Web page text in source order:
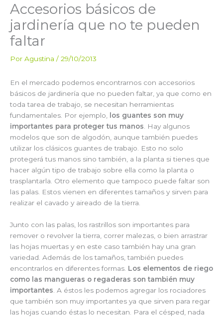
Accesorios básicos de
jardinería que no te pueden
faltar
Por Agustina / 29/10/2013
En el mercado podemos encontrarnos con accesorios
básicos de jardinería que no pueden faltar, ya que como en
toda tarea de trabajo, se necesitan herramientas
fundamentales. Por ejemplo,
los guantes son muy
importantes para proteger tus manos . Hay algunos
modelos que son de algodón, aunque también puedes
utilizar los clásicos guantes de trabajo. Esto no solo
protegerá tus manos sino también, a la planta si tienes que
hacer algún tipo de trabajo sobre ella como la planta o
trasplantarla. Otro elemento que tampoco puede faltar son
las palas. Estos vienen en diferentes tamaños y sirven para
realizar el cavado y aireado de la tierra.
Junto con las palas, los rastrillos son importantes para
remover o revolver la tierra, correr malezas, o bien arrastrar
las hojas muertas y en este caso también hay una gran
variedad. Además de los tamaños, también puedes
encontrarlos en diferentes formas. Los elementos de riego
como las mangueras o regaderas son también muy
importantes . A éstos les podemos agregar los rociadores
que también son muy importantes ya que sirven para regar
las hojas cuando éstas lo necesitan. Para el césped, nada